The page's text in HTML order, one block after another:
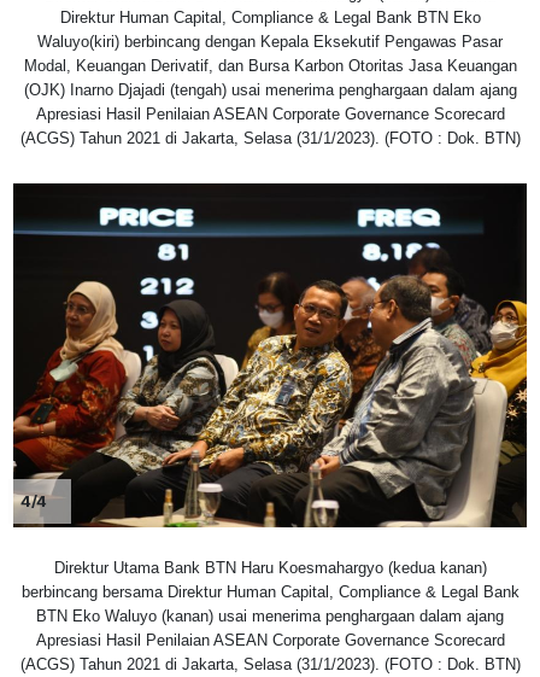
Direktur Human Capital, Compliance & Legal Bank BTN Eko
Waluyo(kiri) berbincang dengan Kepala Eksekutif Pengawas Pasar
Modal, Keuangan Derivatif, dan Bursa Karbon Otoritas Jasa Keuangan
(OJK) Inarno Djajadi (tengah) usai menerima penghargaan dalam ajang
Apresiasi Hasil Penilaian ASEAN Corporate Governance Scorecard
(ACGS) Tahun 2021 di Jakarta, Selasa (31/1/2023). (FOTO : Dok. BTN)
4/4
Direktur Utama Bank BTN Haru Koesmahargyo (kedua kanan)
berbincang bersama Direktur Human Capital, Compliance & Legal Bank
BTN Eko Waluyo (kanan) usai menerima penghargaan dalam ajang
Apresiasi Hasil Penilaian ASEAN Corporate Governance Scorecard
(ACGS) Tahun 2021 di Jakarta, Selasa (31/1/2023). (FOTO : Dok. BTN)